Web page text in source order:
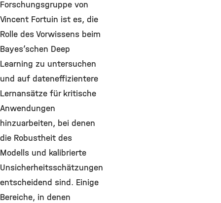
Forschungsgruppe von
Vincent Fortuin ist es, die
Rolle des Vorwissens beim
Bayes’schen Deep
Learning zu untersuchen
und auf dateneffizientere
Lernansätze für kritische
Anwendungen
hinzuarbeiten, bei denen
die Robustheit des
Modells und kalibrierte
Unsicherheitsschätzungen
entscheidend sind. Einige
Bereiche, in denen